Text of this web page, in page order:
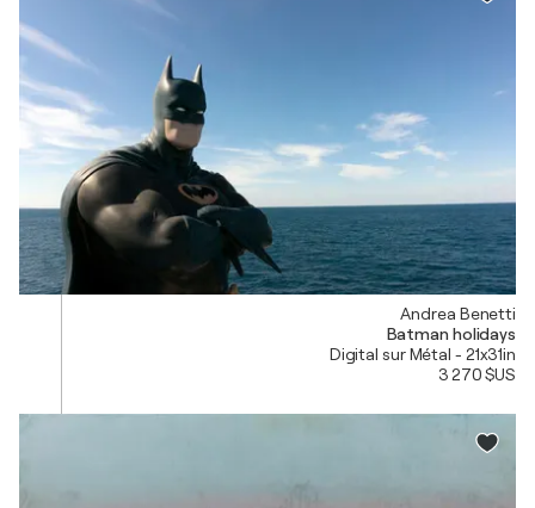
Andrea Benetti
Batman holidays
Digital sur Métal - 21x31in
3 270 $US